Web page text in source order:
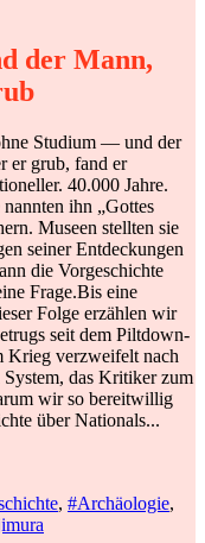
der Mann,
Studium — und der
er grub, fand er
40.000 Jahre.
ihn „Gottes
Museen stellten sie
seiner Entdeckungen
die Vorgeschichte
Frage.Bis eine
Folge erzählen wir
seit dem Piltdown-
Krieg verzweifelt nach
das Kritiker zum
wir so bereitwillig
über Nationals...
, #Archäologie,